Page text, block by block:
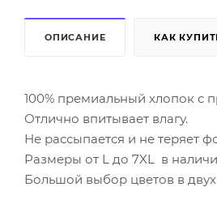
ОПИСАНИЕ КАК
100% премиальный хлопок с
Отлично впитывает влагу.
Не рассыпается и не теряет
Размеры от L до 7XL в
Большой выбор цветов в